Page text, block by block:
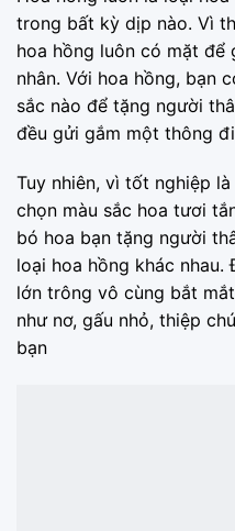
trong bất kỳ dịp nào. Vì
hoa hồng luôn có mặt
nhân. Với hoa hồng, bạn
sắc nào để tặng người
đều gửi gắm một thông
Tuy nhiên, vì tốt nghiệp
chọn màu sắc hoa tươi
bó hoa bạn tặng người
loại hoa hồng khác
lớn trông vô cùng bắt
như nơ, gấu nhỏ, thiệp
bạn